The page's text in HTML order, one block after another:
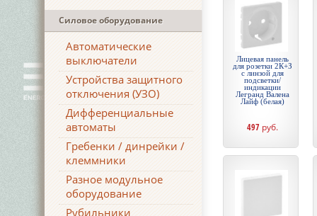
Силовое оборудование
Автоматические
выключатели
Устройства защитного
отключения (УЗО)
Дифференциальные
автоматы
Гребенки / динрейки /
клеммники
Разное модульное
оборудование
Рубильники
Лицевая панель
для розетки 2К+З
c линзой для
подсветки/
индикации
Легранд Валена
Лайф (белая)
497 руб.